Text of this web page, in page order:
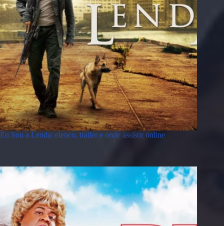
Eu Sou a Lenda: elenco, trailer e onde assistir online